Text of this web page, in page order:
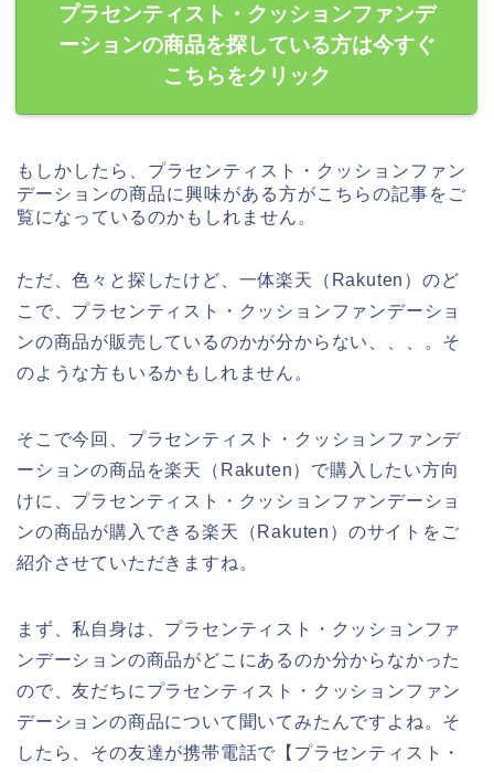
プラセンティスト・クッションファンデ
ーションの商品を探している方は今すぐ
こちらをクリック
もしかしたら、プラセンティスト・クッションファン
デーションの商品に興味がある方がこちらの記事をご
覧になっているのかもしれません。
ただ、色々と探したけど、一体楽天（Rakuten）のど
こで、プラセンティスト・クッションファンデーショ
ンの商品が販売しているのかが分からない、、、。そ
のような方もいるかもしれません。
そこで今回、プラセンティスト・クッションファンデ
ーションの商品を楽天（Rakuten）で購入したい方向
けに、プラセンティスト・クッションファンデーショ
ンの商品が購入できる楽天（Rakuten）のサイトをご
紹介させていただきますね。
まず、私自身は、プラセンティスト・クッションファ
ンデーションの商品がどこにあるのか分からなかった
ので、友だちにプラセンティスト・クッションファン
デーションの商品について聞いてみたんですよね。そ
したら、その友達が携帯電話で【プラセンティスト・